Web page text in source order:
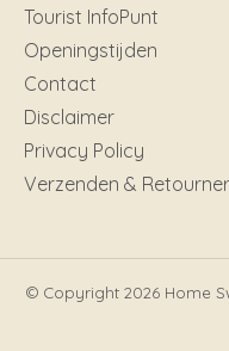
Tourist InfoPunt
Openingstijden
Contact
Disclaimer
Privacy Policy
Verzenden &
© Copyright 2026 Home